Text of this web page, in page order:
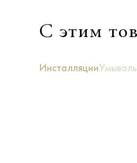
С этим
Инсталляции